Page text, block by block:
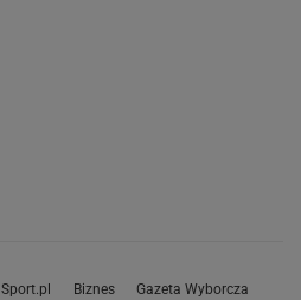
Sport.pl Biznes Gazeta Wyborcza